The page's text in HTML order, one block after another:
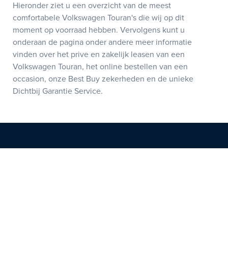
Hieronder ziet u een overzicht van de meest
comfortabele Volkswagen Touran's die wij op dit
moment op voorraad hebben. Vervolgens kunt u
onderaan de pagina onder andere meer informatie
vinden over het prive en zakelijk leasen van een
Volkswagen Touran, het online bestellen van een
occasion, onze Best Buy zekerheden en de unieke
Dichtbij Garantie Service.